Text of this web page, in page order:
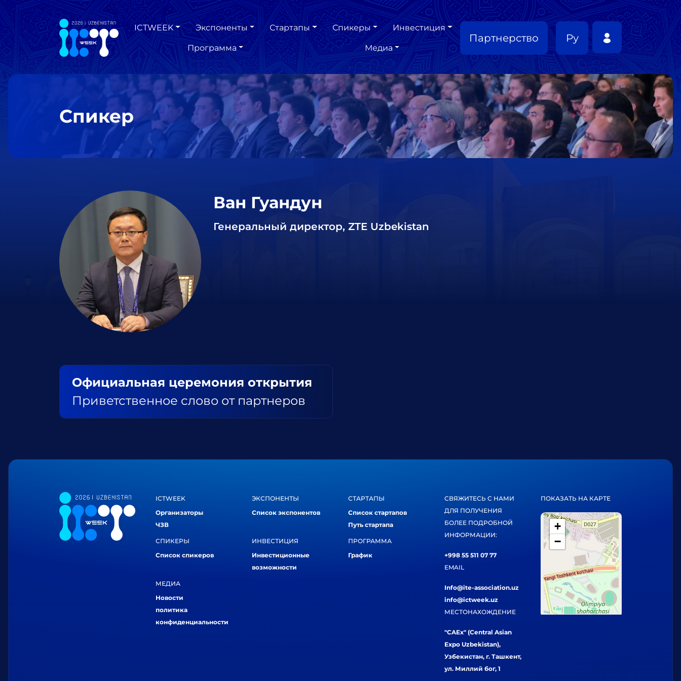
ICTWEEK Экспоненты Стартапы Спикеры Инвестиция
Программа Медиа
Партнерство Ру
Спикер
Ван Гуандун
Генеральный директор, ZTE Uzbekistan
Официальная церемония открытия
Приветственное слово от партнеров
ICTWEEK
Организаторы
ЧЗВ
ЭКСПОНЕНТЫ
Список экспонентов
СТАРТАПЫ
Список стартапов
Путь стартапа
СПИКЕРЫ
Список спикеров
ИНВЕСТИЦИЯ
Инвестиционные
возможности
ПРОГРАММА
График
МЕДИА
Новости
политика
конфиденциальности
СВЯЖИТЕСЬ С НАМИ
ДЛЯ ПОЛУЧЕНИЯ
БОЛЕЕ ПОДРОБНОЙ
ИНФОРМАЦИИ:
+998 55 511 07 77
EMAIL
Info@ite-association.uz
info@ictweek.uz
МЕСТОНАХОЖДЕНИЕ
"CAEx" (Central Asian
Expo Uzbekistan),
Узбекистан, г. Ташкент,
ул. Миллий бог, 1
ПОКАЗАТЬ НА КАРТЕ
+
−